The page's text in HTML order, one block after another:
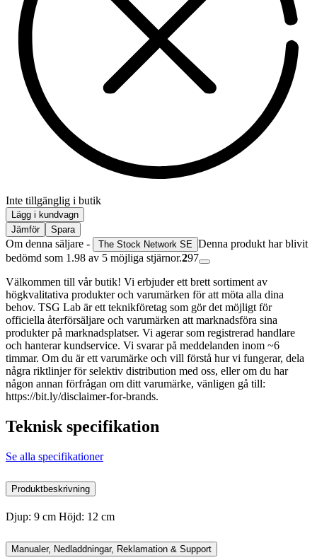
Inte tillgänglig i butik
Lägg i kundvagn
Jämför
Spara
Om denna säljare - The Stock Network SE Denna produkt har blivit
bedömd som 1.98 av 5 möjliga stjärnor.297
Välkommen till vår butik! Vi erbjuder ett brett sortiment av
högkvalitativa produkter och varumärken för att möta alla dina
behov. TSG Lab är ett teknikföretag som gör det möjligt för
officiella återförsäljare och varumärken att marknadsföra sina
produkter på marknadsplatser. Vi agerar som registrerad handlare
och hanterar kundservice. Vi svarar på meddelanden inom ~6
timmar. Om du är ett varumärke och vill förstå hur vi fungerar, dela
några riktlinjer för selektiv distribution med oss, eller om du har
någon annan förfrågan om ditt varumärke, vänligen gå till:
https://bit.ly/disclaimer-for-brands.
Teknisk specifikation
Se alla specifikationer
Produktbeskrivning
Djup: 9 cm Höjd: 12 cm
Manualer, Nedladdningar, Reklamation & Support